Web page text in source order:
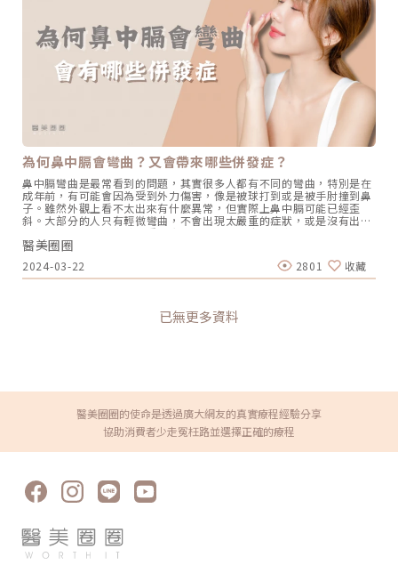
候我就知道，這個產品值得我深入研究。CPM® 技術到底不一樣在哪
裡？用臨床感受告訴你保柔緹的核心是來自德國莫氏（Merz
Aesthetics）的專利技術，CPM®（Cohesive Polydensified
Matrix），中文稱作「單相多密度技術」。聽起來很技術性，但我喜歡
用一個比喻來解釋：傳統的雙相玻尿酸，就像一盤有大顆粒的珍珠，它
支撐力強，但粒子感明顯，在淺層施打容易被摸出來、看出來。而保柔
緹的 CPM 技術，更像是把不同大小的顆粒均勻混合在一起，讓整個質
地更細緻、更均勻，該支撐的地方支撐，該流動的地方流動。這在臨床
上帶來幾個很實際的好處：一、降低「毛毛蟲」現象的機率。很多患者
最怕的就是打完後局部隆起、摸起來像異物。保柔緹因為質地細緻、延
展性高，即使在淺層施打，也更容易均勻分布，不容易堆積。二、泛藍
光（Tyndall effect）發生率低。特別在淚溝、眼下這類皮膚薄的區
域，傳統玻尿酸容易因為光線折射顯出「青青的」感覺，但保柔緹的單
相結構讓這個問題大幅減少。三、可以在非常淺的層次安全施打。這對
唇周紋、眼周紋、脖紋這類表淺細紋的改善，非常重要。一般玻尿酸在
這些部位施打風險較高，保柔緹卻能發揮得很好。五個劑型，我分別什
麼時候用？這是很多患者問我的問題。保柔緹目前有五個主要劑型，我
在臨床上的使用邏輯大致如下：Soft（柔軟型）是我最常用在「眼周、
淺層細紋」的劑型。它質地最細，延展性最高，打在表淺真皮層幾乎沒
有存在感，特別適合第一次嘗試玻尿酸、對自然感要求高的患者。
Balance（平衡型）是我用於「淚溝、鼻背、中度法令紋」的主力。它
兼顧延展性與支撐力，是我心中「全場最穩健」的劑型，適應部位最
需要醫師有更精準的層次掌握。Volume（豐盈型）是我用在「臉頰、
夫妻宮、下顎線」這類大面積結構重塑的選擇，支撐度最高，適合中臉
現最適合保柔緹的患者，往往有幾個共同特質：一、非常在意「自然
好」、「氣色好很多」，而不是明顯打過什麼。這類患者選保柔緹，往
往反應最好。二、有修復期考量的人。工作忙碌、常常要出席公開場合
的患者，術後腫脹時間長是大忌。保柔緹的術後反應相對溫和，很多患
者當天晚上就能出席活動。三、想處理眼周或唇周細紋的人。這兩個部
往是消除心理障礙最好的「第一針」。一個讓我印象很深的案例有一位
客人，三十多歲，媒體工作者，常常出現在鏡頭前。她最大的困擾是法
面打過一次，劑型偏硬，填完之後觸感明顯，拍照時光影也有點奇怪，
讓她對玻尿酸幾乎失去信心。我評估她的臉型之後，建議她試試
BELOTERO保柔緹 Intense，針對法令紋做分層少量的精準施打，而不
是「一次填滿」的方式。打完之後，她對著鏡子說：「怎麼感覺不一樣
為何鼻中膈會彎曲？又會帶來哪些併發症？
鼻中膈彎曲是最常看到的問題，其實很多人都有不同的彎曲，特別是在
成年前，有可能會因為受到外力傷害，像是被球打到或是被手肘撞到鼻
子。雖然外觀上看不太出來有什麼異常，但實際上鼻中膈可能已經歪
斜。大部分的人只有輕微彎曲，不會出現太嚴重的症狀，或是沒有出現
任何異常問題，但少數嚴重者會出現鼻塞、頭痛等病徵。尤其是如果本
身就有鼻子過敏，鼻塞的情況可能會更為嚴重。長期鼻塞會影響睡眠品
質，容易導致黑眼圈，甚至可能引發睡眠呼吸中止症。究竟為何鼻中膈
會彎曲呢？引起彎曲的原因是什麼？又有哪些併發症？有解決的方法
嗎？小編一一來為讀者解說。什麼是鼻中膈位於兩邊鼻腔之間的隔板，
支持鼻腔內黏膜、外鼻。當鼻中膈彎曲時，就表示分隔板出現了彎曲或
變形。造成彎曲的原因可能是先天性的，也就是從出生時鼻腔發育不正
一，鼻中膈會變的鬆弛、萎縮，最後導致彎曲。 其他原因：彎曲的原因
可能和鼻竇炎、息肉、鼻甲生長、鼻粘膜萎縮、先天軟骨不正常等。鼻
中膈彎曲可能帶來的病徵 鼻塞、呼吸不順、總是張嘴喘氣 嘴巴乾燥、
容易有痰、牙齒不整齊 經常流鼻血、容易坐立不安、黑眼圈 常常頭
症如果長時間忽略鼻中膈彎曲的症狀，可能會造成嚴重的併發症，建議
喉嚨不適 氣管發炎 長期患有鼻子腫脹 患有鼻窦炎 中耳發炎 睡眠時呼
吸暫停解決鼻中膈彎曲的方法如果有鼻中膈彎曲卻沒有發生其他症狀，
那就沒必要太在意。但如果開始感到不舒服，特別是鼻塞的症狀，通常
狀，主要是讓呼吸順暢，無法徹底改變鼻中膈彎曲，要徹底解決問題，
就需要考慮手術矯正。 傳統鼻中膈鼻道成型手術：手術時，醫師會在鼻
中膈的末端開約1公分大小的切口，然後將彎曲的軟骨剝離出來，利用
醫美圈圈
2024-03-22 2801 收藏
已無更多資料
醫美圈圈的使命是透過廣大網友的真實療程經驗分享
協助消費者少走冤枉路並選擇正確的療程